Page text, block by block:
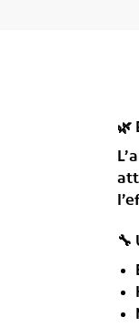
🌿
🔧